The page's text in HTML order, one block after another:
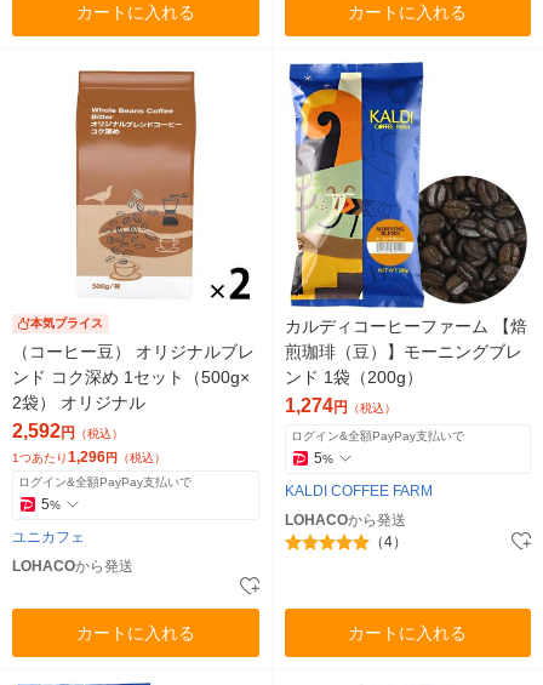
カートに入れる カートに入れる
本気プライス
（コーヒー豆） オリジナルブレ
ンド コク深め 1セット（500g×
2袋） オリジナル
2,592円
（税込）
1つあたり1,296円 （税込）
ログイン&全額PayPay支払いで
5%
ユニカフェ
LOHACOから発送
カートに入れる
カルディコーヒーファーム 【焙
煎珈琲（豆）】モーニングブレ
ンド 1袋（200g）
1,274円 （税込）
ログイン&全額PayPay支払いで
5%
KALDI COFFEE FARM
LOHACOから発送
（4）
カートに入れる